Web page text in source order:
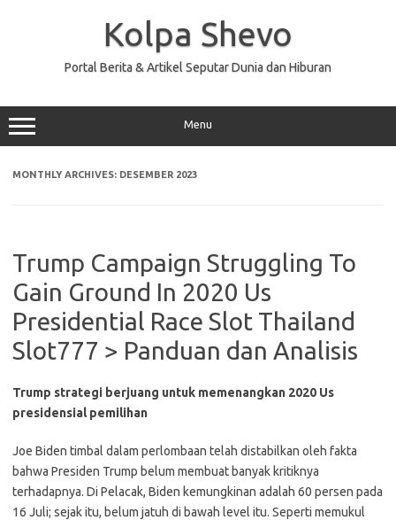
Kolpa Shevo
Portal Berita & Artikel Seputar Dunia dan Hiburan
Menu
MONTHLY ARCHIVES: DESEMBER 2023
Trump Campaign Struggling To
Gain Ground In 2020 Us
Presidential Race Slot Thailand
Slot777 > Panduan dan Analisis
Trump strategi berjuang untuk memenangkan 2020 Us
presidensial pemilihan
Joe Biden timbal dalam perlombaan telah distabilkan oleh fakta
bahwa Presiden Trump belum membuat banyak kritiknya
terhadapnya. Di Pelacak, Biden kemungkinan adalah 60 persen pada
16 Juli; sejak itu, belum jatuh di bawah level itu. Seperti memukul